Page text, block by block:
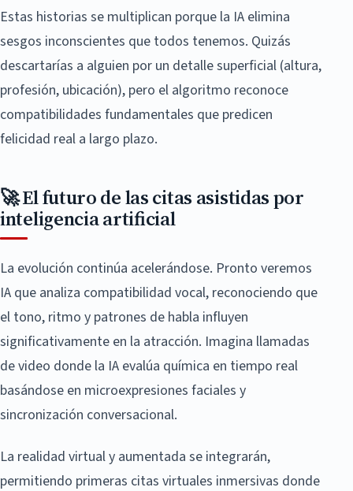
Estas historias se multiplican porque la IA elimina
sesgos inconscientes que todos tenemos. Quizás
descartarías a alguien por un detalle superficial (altura,
profesión, ubicación), pero el algoritmo reconoce
compatibilidades fundamentales que predicen
felicidad real a largo plazo.
🚀 El futuro de las citas asistidas por
inteligencia artificial
La evolución continúa acelerándose. Pronto veremos
IA que analiza compatibilidad vocal, reconociendo que
el tono, ritmo y patrones de habla influyen
significativamente en la atracción. Imagina llamadas
de video donde la IA evalúa química en tiempo real
basándose en microexpresiones faciales y
sincronización conversacional.
La realidad virtual y aumentada se integrarán,
permitiendo primeras citas virtuales inmersivas donde